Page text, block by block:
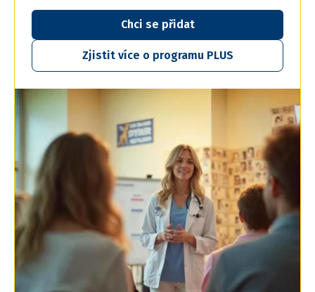
Chci se přidat
Zjistit více o programu PLUS